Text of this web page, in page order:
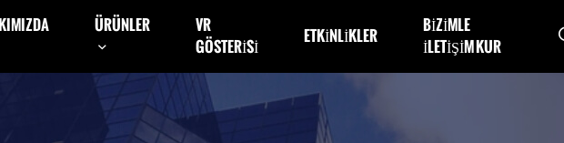
ÜRÜNLER
VR
GÖSTERISI
ETKINLIKLER
BIZIMLE
ILETIŞIM KUR